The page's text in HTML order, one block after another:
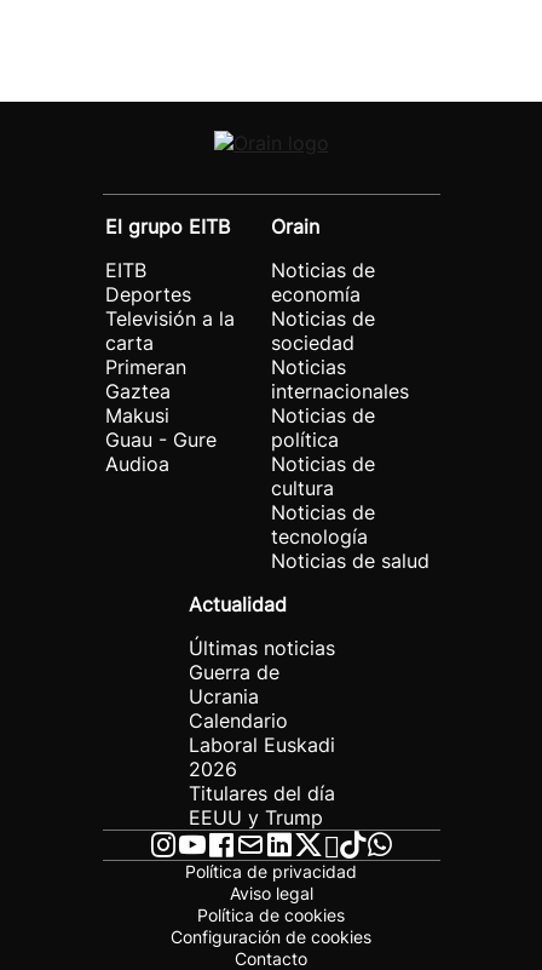
El grupo EITB
EITB
Deportes
Televisión a la
carta
Primeran
Gaztea
Makusi
Guau - Gure
Audioa
Orain
Noticias de
economía
Noticias de
sociedad
Noticias
internacionales
Noticias de
política
Noticias de
cultura
Noticias de
tecnología
Noticias de salud
Actualidad
Últimas noticias
Guerra de
Ucrania
Calendario
Laboral Euskadi
2026
Titulares del día
EEUU y Trump
Política de privacidad
Aviso legal
Política de cookies
Configuración de cookies
Contacto